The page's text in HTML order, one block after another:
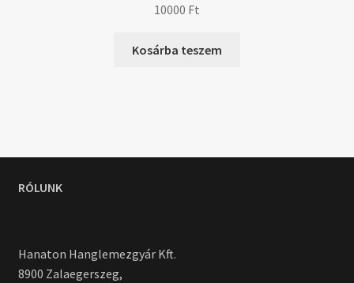
10000 Ft
Kosárba teszem
RÓLUNK
Hanaton Hanglemezgyár Kft.
8900 Zalaegerszeg,